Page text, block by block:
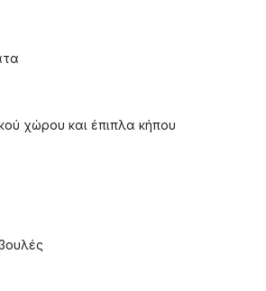
χώρου και έπιπλα κήπου